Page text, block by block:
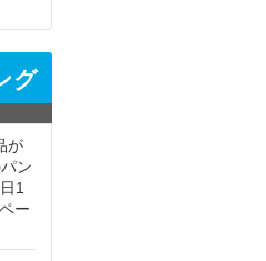
グ
が
ン
1
ー